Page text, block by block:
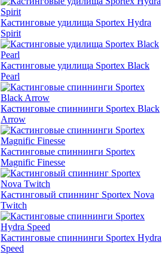
Кастинговые удилища Sportex Hydra
Spirit
Кастинговые удилища Sportex Black
Pearl
Кастинговые спиннинги Sportex Black
Arrow
Кастинговые спиннинги Sportex
Magnific Finesse
Кастинговый спиннинг Sportex Nova
Twitch
Кастинговые спиннинги Sportex Hydra
Speed